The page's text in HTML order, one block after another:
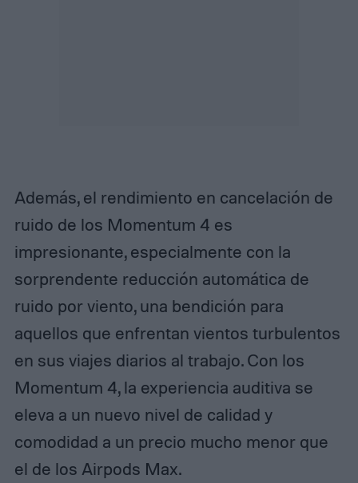
Además, el rendimiento en cancelación de
ruido de los Momentum 4 es
impresionante, especialmente con la
sorprendente reducción automática de
ruido por viento, una bendición para
aquellos que enfrentan vientos turbulentos
en sus viajes diarios al trabajo. Con los
Momentum 4, la experiencia auditiva se
eleva a un nuevo nivel de calidad y
comodidad a un precio mucho menor que
el de los Airpods Max.